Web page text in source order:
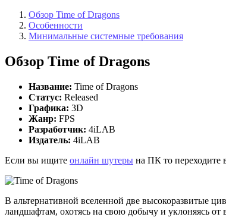
Обзор Time of Dragons
Особенности
Минимальные системные требования
Обзор Time of Dragons
Название: Time of Dragons
Статус: Released
Графика: 3D
Жанр: FPS
Разработчик: 4iLAB
Издатель: 4iLAB
Если вы ищите онлайн шутеры на ПК то переходите
В альтернативной вселенной две высокоразвитые
ландшафтам, охотясь на свою добычу и уклоняясь